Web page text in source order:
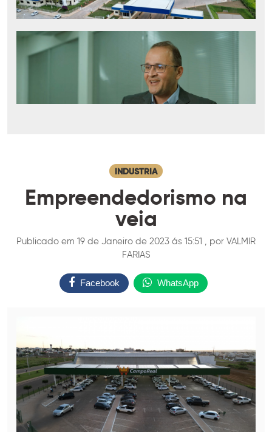
INDUSTRIA
Empreendedorismo na
veia
Publicado em 19 de Janeiro de 2023 ás 15:51 , por VALMIR
FARIAS
Facebook WhatsApp